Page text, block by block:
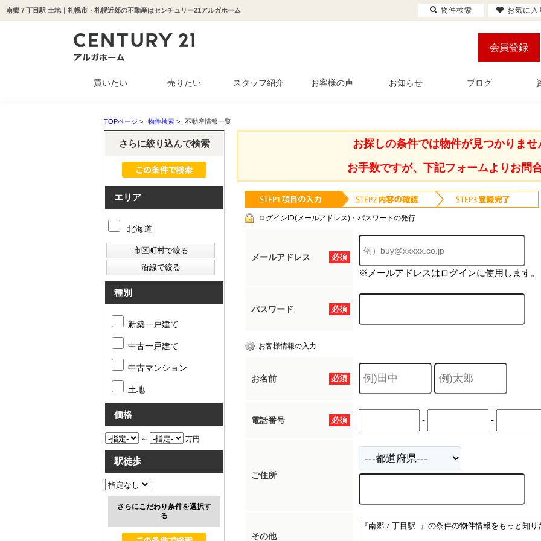
南郷７丁目駅 土地｜札幌市・札幌近郊の不動産はセンチュリー21アルガホーム
会員登録
買いたい 売りたい スタッフ紹介 お客様の声 お知らせ ブログ
TOPページ > 物件検索 > 不動産情報一覧
お探しの条件では物件が見つかりませ
お手数ですが、下記フォームよりお問
ログインID(メールアドレス)・パスワードの発行
必須
メールアドレス
※メールアドレスはログインに使用します。
必須
パスワード
お客様情報の入力
必須
お名前
必須
電話番号 - -
ご住所
その他
さらに絞り込んで検索
エリア
北海道
種別
新築一戸建て
中古一戸建て
中古マンション
土地
価格
～ 万円
駅徒歩
さらにこだわり条件を選択す
る
物件検索 お気に入